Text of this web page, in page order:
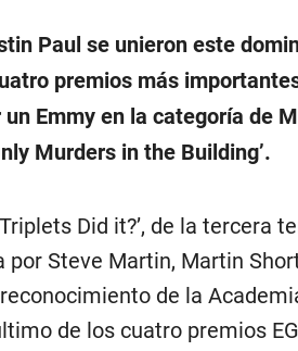
Paul se unieron este
premios más
Emmy en la categoría de
Murders in the Building’.
Did it?’, de la tercera
Steve Martin, Martin
de la
de los cuatro premios